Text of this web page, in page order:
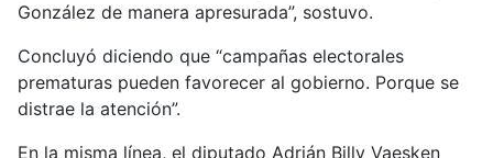
González de manera apresurada”, sostuvo.
Concluyó diciendo que “campañas electorales
prematuras pueden favorecer al gobierno. Porque se
distrae la atención”.
En la misma línea, el diputado Adrián Billy Vaesken